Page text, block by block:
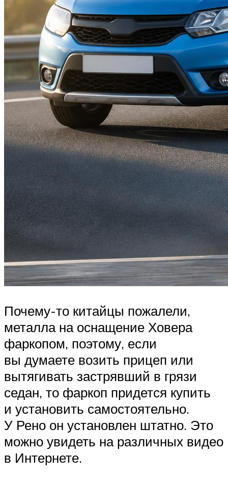
Почему-то китайцы пожалели,
металла на оснащение Ховера
фаркопом, поэтому, если
вы думаете возить прицеп или
вытягивать застрявший в грязи
седан, то фаркоп придется купить
и установить самостоятельно.
У Рено он установлен штатно. Это
можно увидеть на различных видео
в Интернете.